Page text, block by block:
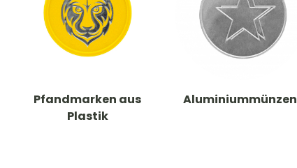
Pfandmarken aus
Plastik
Aluminiummünzen